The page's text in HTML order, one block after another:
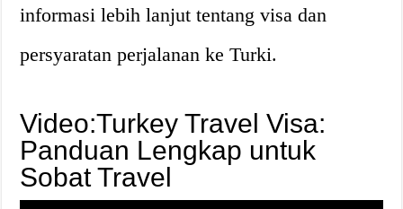
informasi lebih lanjut tentang visa dan
persyaratan perjalanan ke Turki.
Video:Turkey Travel Visa:
Panduan Lengkap untuk
Sobat Travel